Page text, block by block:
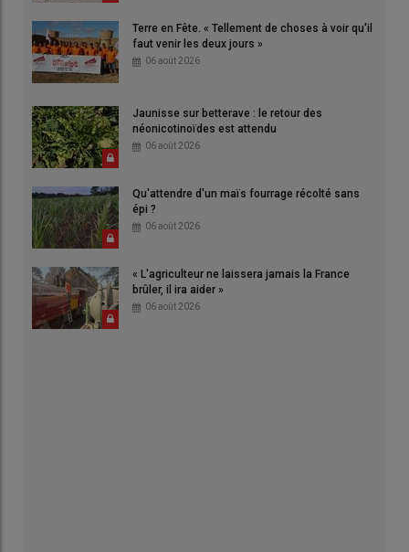
Terre en Fête. « Tellement de choses à voir qu'il
faut venir les deux jours »
06 août 2026
Jaunisse sur betterave : le retour des
néonicotinoïdes est attendu
06 août 2026
Qu'attendre d'un maïs fourrage récolté sans
épi ?
06 août 2026
« L'agriculteur ne laissera jamais la France
brûler, il ira aider »
06 août 2026